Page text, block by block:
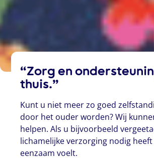
“Zorg en
thuis.”
Kunt u niet meer zo goed
door het ouder worden? Wij
helpen. Als u bijvoorbeeld
lichamelijke verzorging nodig
eenzaam voelt.